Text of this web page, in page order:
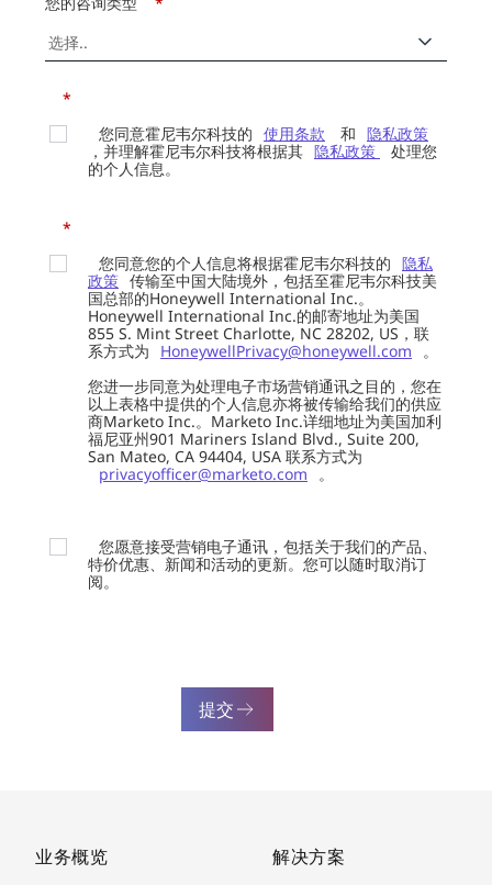
*
您同意霍尼韦尔科技的 使用条款 和 隐私政策
，并理解霍尼韦尔科技将根据其 隐私政策
处理您
的个人信息。
*
您同意您的个人信息将根据霍尼韦尔科技的 隐私
政策 传输至中国大陆境外，包括至霍尼韦尔科技美
国总部的Honeywell International Inc.。
Honeywell International Inc.的邮寄地址为美国
855 S. Mint Street Charlotte, NC 28202, US，联
系方式为
HoneywellPrivacy@honeywell.com
。
您进一步同意为处理电子市场营销通讯之目的，您在
以上表格中提供的个人信息亦将被传输给我们的供应
商Marketo Inc.。Marketo Inc.详细地址为美国加利
福尼亚州901 Mariners Island Blvd., Suite 200,
San Mateo, CA 94404, USA 联系方式为
privacyofficer@marketo.com
。
您愿意接受营销电子通讯，包括关于我们的产品、
特价优惠、新闻和活动的更新。您可以随时取消订
阅。
提交
业务概览
解决方案